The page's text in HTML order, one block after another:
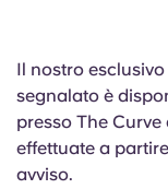
Il nostro
segnalato è
presso The
effettuate a
avviso.